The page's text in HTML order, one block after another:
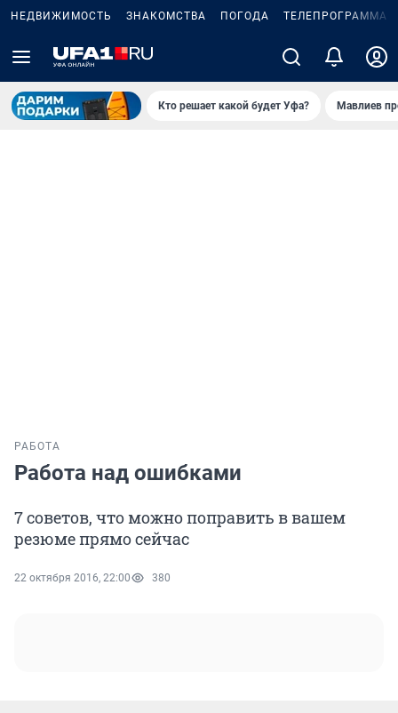
НЕДВИЖИМОСТЬ ЗНАКОМСТВА ПОГОДА ТЕЛЕПРОГРАММА
Кто решает какой будет Уфа? Мавлиев
РАБОТА
Работа над ошибками
7 советов, что можно поправить в вашем
резюме прямо сейчас
22 октября 2016, 22:00 380